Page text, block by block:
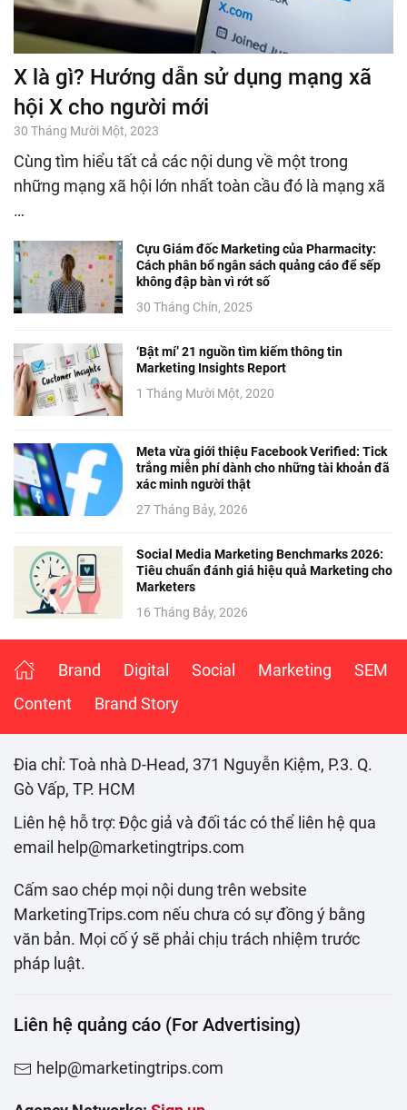
X là gì? Hướng dẫn sử dụng mạng xã
hội X cho người mới
30 Tháng Mười Một, 2023
Cùng tìm hiểu tất cả các nội dung về một trong
những mạng xã hội lớn nhất toàn cầu đó là mạng xã
…
Cựu Giám đốc Marketing của Pharmacity:
Cách phân bổ ngân sách quảng cáo để sếp
không đập bàn vì rớt số
30 Tháng Chín, 2025
‘Bật mí’ 21 nguồn tìm kiếm thông tin
Marketing Insights Report
1 Tháng Mười Một, 2020
Meta vừa giới thiệu Facebook Verified: Tick
trắng miễn phí dành cho những tài khoản đã
xác minh người thật
27 Tháng Bảy, 2026
Social Media Marketing Benchmarks 2026:
Tiêu chuẩn đánh giá hiệu quả Marketing cho
Marketers
16 Tháng Bảy, 2026
Brand Digital Social Marketing
SEM
Content
Brand Story
Đia chỉ: Toà nhà D-Head, 371 Nguyễn Kiệm, P.3. Q.
Gò Vấp, TP. HCM
Liên hệ hỗ trợ: Độc giả và đối tác có thể liên hệ qua
email help@marketingtrips.com
Cấm sao chép mọi nội dung trên website
MarketingTrips.com nếu chưa có sự đồng ý bằng
văn bản. Mọi cố ý sẽ phải chịu trách nhiệm trước
pháp luật.
Liên hệ quảng cáo (For Advertising)
help@marketingtrips.com